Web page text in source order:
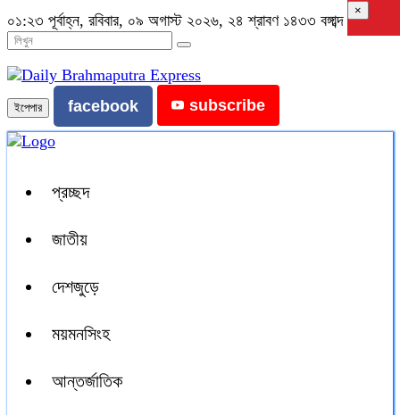
০১:২৩ পূর্বাহ্ন, রবিবার, ০৯ অগাস্ট ২০২৬, ২৪ শ্রাবণ ১৪৩৩ বঙ্গাব্দ
ইপেপার facebook subscribe
প্রচ্ছদ
জাতীয়
দেশজুড়ে
ময়মনসিংহ
আন্তর্জাতিক
×